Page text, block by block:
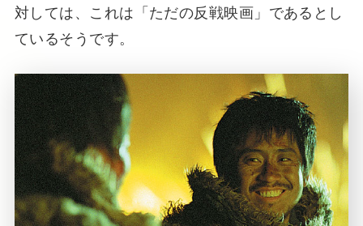
対しては、これは「ただの反戦映画」であるとし
ているそうです。